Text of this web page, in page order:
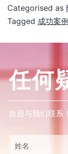
Categorised as
Tagged 成功案例
任何
欢迎与我们联系！